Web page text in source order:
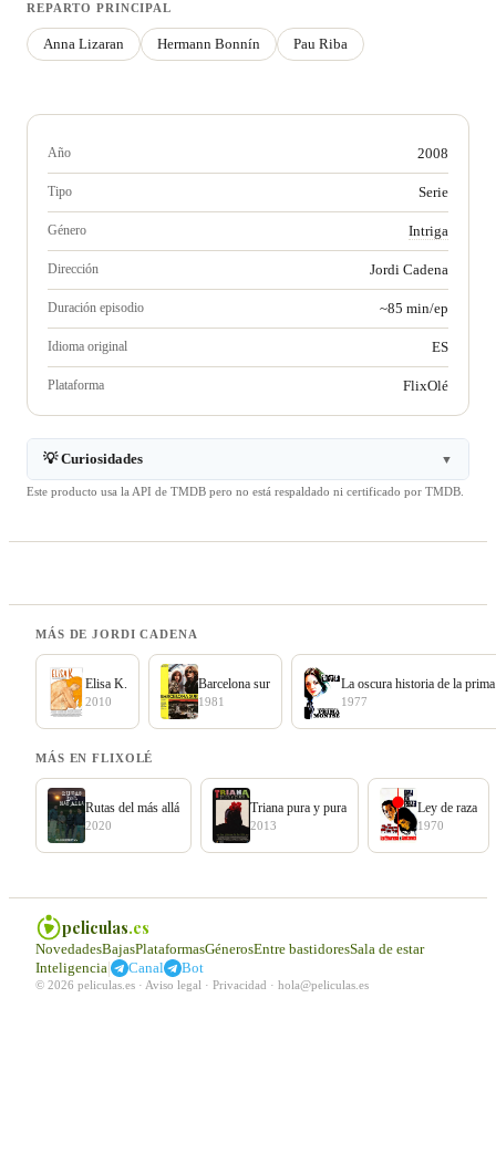
REPARTO PRINCIPAL
Anna Lizaran Hermann Bonnín Pau Riba
Año 2008
Tipo Serie
Género Intriga
Dirección Jordi Cadena
Duración episodio ~85 min/ep
Idioma original ES
Plataforma FlixOlé
💡 Curiosidades ▼
Este producto usa la API de TMDB pero no está respaldado ni certificado por TMDB.
MÁS DE JORDI CADENA
Elisa K.
2010
Barcelona sur
1981
La oscura historia de la
1977
MÁS EN FLIXOLÉ
Rutas del más allá
2020
Triana pura y pura
2013
Ley de raza
1970
peliculas.es
NovedadesBajasPlataformasGénerosEntre bastidoresSala de estar
Inteligencia| Canal Bot
© 2026 peliculas.es · Aviso legal · Privacidad · hola@peliculas.es